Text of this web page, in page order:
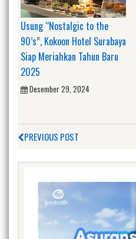
Usung “Nostalgic to the
90’s”, Kokoon Hotel Surabaya
Siap Meriahkan Tahun Baru
2025
Desember 29, 2024
PREVIOUS POST